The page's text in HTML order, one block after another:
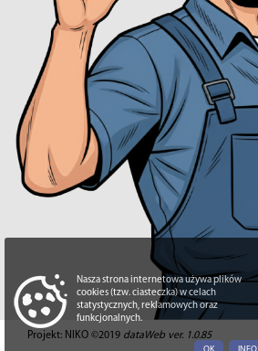
Projekt: NIKO ©2019 dataWeb ver. 1.0.85
Nasza strona internetowa używa plików
cookies (tzw. ciasteczka) w celach
statystycznych, reklamowych oraz
funkcjonalnych.